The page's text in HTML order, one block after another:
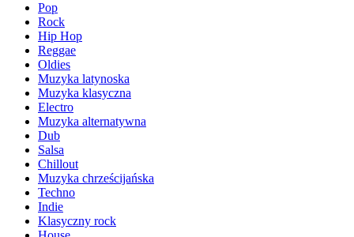
Pop
Rock
Hip Hop
Reggae
Oldies
Muzyka latynoska
Muzyka klasyczna
Electro
Muzyka alternatywna
Dub
Salsa
Chillout
Muzyka chrześcijańska
Techno
Indie
Klasyczny rock